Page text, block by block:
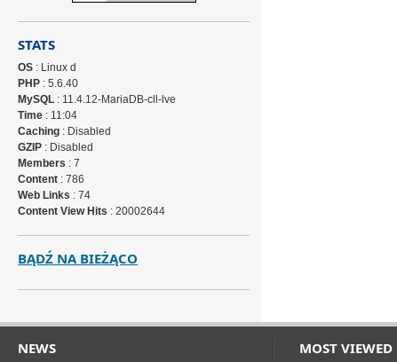
STATS
OS : Linux d
PHP : 5.6.40
MySQL : 11.4.12-MariaDB-cll-lve
Time : 11:04
Caching : Disabled
GZIP : Disabled
Members : 7
Content : 786
Web Links : 74
Content View Hits : 20002644
BĄDŹ NA BIEŻĄCO
NEWS MOST VIEWED